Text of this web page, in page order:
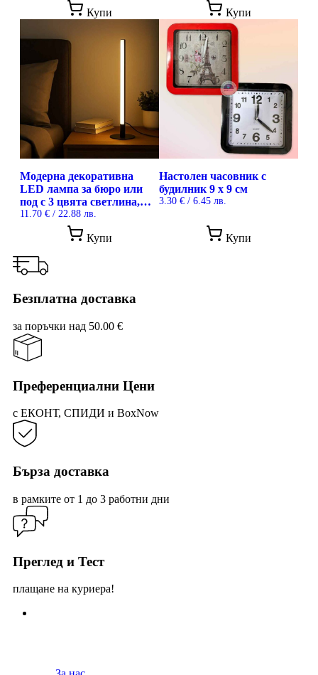
38.85 €
е:
28.60 €
55.94 лв..
Купи
17.80 €
34.81 лв..
е:
14.80 €
/
Купи
Модерна декоративна
LED лампа за бюро или
под с 3 цвята светлина,
регулируема яркост, 40 см
11.70 € / 22.88 лв.
Купи
Настолен часовник с
будилник 9 х 9 см
3.30 € / 6.45 лв.
Купи
Безплатна доставка
за поръчки над 50.00 €
Преференциални Цени
с ЕКОНТ, СПИДИ и BoxNow
Бърза доставка
в рамките от 1 до 3 работни дни
Преглед и Тест
плащане на куриера!